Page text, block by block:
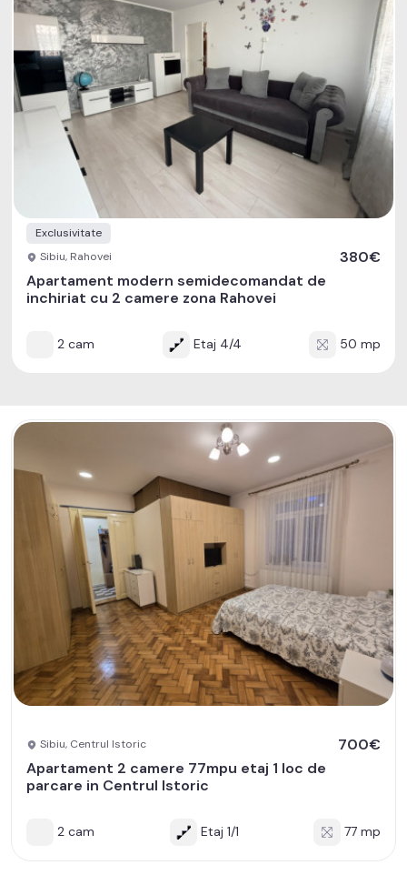
Exclusivitate
Sibiu, Rahovei
380€
Apartament modern semidecomandat de
inchiriat cu 2 camere zona Rahovei
2 cam Etaj 4/4 50 mp
Sibiu, Centrul Istoric
700€
Apartament 2 camere 77mpu etaj 1 loc de
parcare in Centrul Istoric
2 cam Etaj 1/1 77 mp